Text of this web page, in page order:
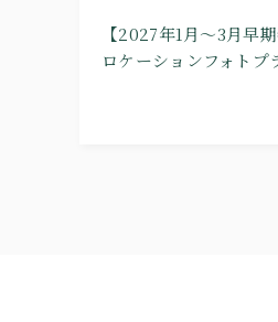
【2027年1月～3月早
ロケーションフォトプ